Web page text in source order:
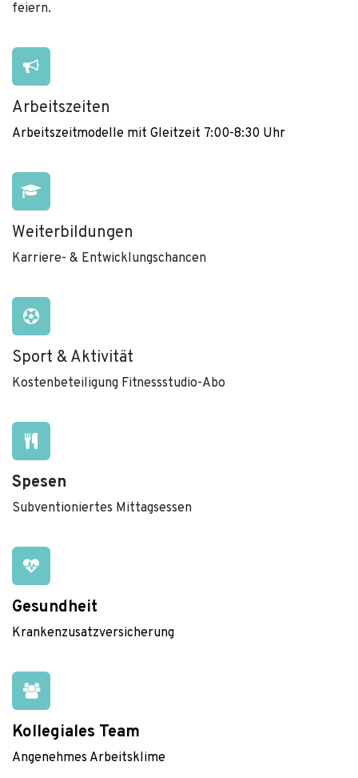
feiern.
Arbeitszeiten
Arbeitszeitmodelle mit Gleitzeit 7:00-8:30 Uhr
Weiterbildungen
Karriere- & Entwicklungschancen
Sport & Aktivität
Kostenbeteiligung Fitnessstudio-Abo
Spesen
Subventioniertes Mittagsessen
Gesundheit
Krankenzusatzversicherung
Kollegiales Team
Angenehmes Arbeitsklime